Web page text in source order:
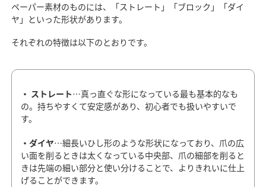
ペーパー素材のものには、「ストレート」「ブロック」「ダイ
ヤ」といった形状があります。
それぞれの特徴は以下のとおりです。
・ ストレート…真っ直ぐな形になっている最も基本的なも
の。持ちやすくて安定感があり、初心者でも扱いやすいで
す。
・ダイヤ…細長いひし形のような形状になっており、爪の広
い面を削るときは太くなっている中央部、爪の細部を削ると
きは先端の細い部分と使い分けることで、よりきれいに仕上
げることができます。